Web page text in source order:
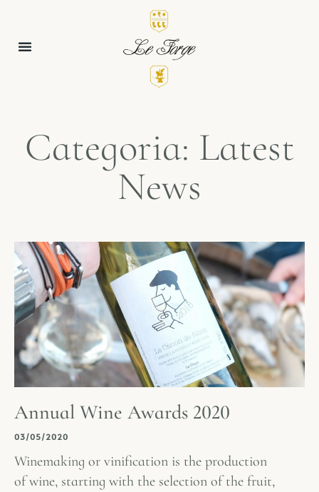
Categoria: Latest
News
Annual Wine Awards 2020
03/05/2020
Winemaking or vinification is the production
of wine, starting with the selection of the fruit,